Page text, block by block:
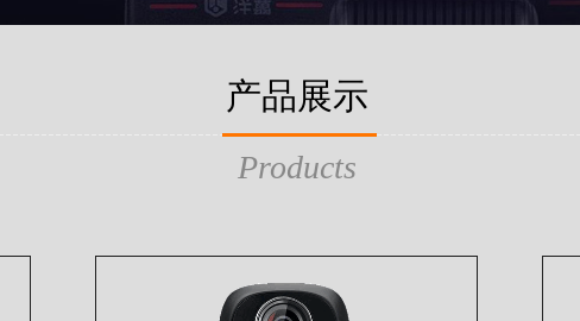
产品展示
Products